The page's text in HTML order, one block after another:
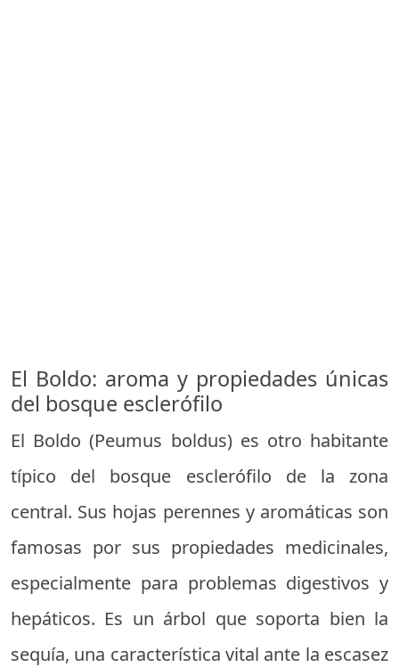
El Boldo: aroma y propiedades únicas
del bosque esclerófilo
El Boldo (Peumus boldus) es otro habitante
típico del bosque esclerófilo de la zona
central. Sus hojas perennes y aromáticas son
famosas por sus propiedades medicinales,
especialmente para problemas digestivos y
hepáticos. Es un árbol que soporta bien la
sequía, una característica vital ante la escasez